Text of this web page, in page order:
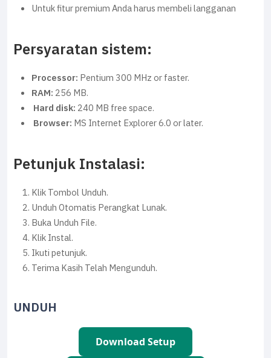
Untuk fitur premium Anda harus membeli langganan
Persyaratan sistem:
Processor: Pentium 300 MHz or faster.
RAM: 256 MB.
Hard disk: 240 MB free space.
Browser: MS Internet Explorer 6.0 or later.
Petunjuk Instalasi:
Klik Tombol Unduh.
Unduh Otomatis Perangkat Lunak.
Buka Unduh File.
Klik Instal.
Ikuti petunjuk.
Terima Kasih Telah Mengunduh.
UNDUH
Download Setup